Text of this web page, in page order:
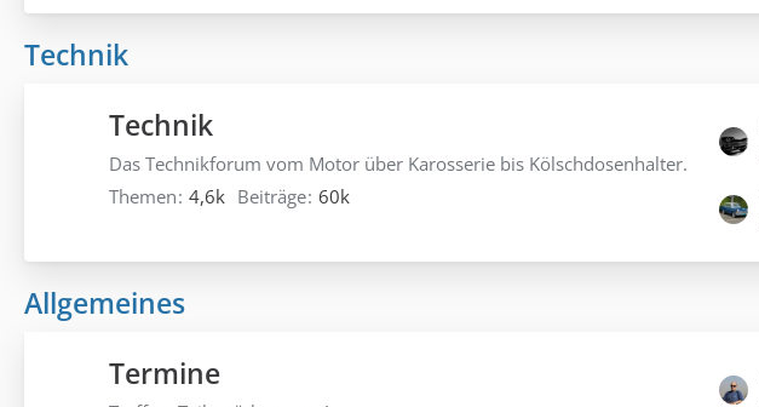
t
e
i
t
r
ä
Technik
Technik
Das Technikforum vom Motor über Karosserie bis Kölschdosenhalter.
Themen 4,6k Beiträge 60k
L
e
t
z
t
e
Allgemeines
Termine
L